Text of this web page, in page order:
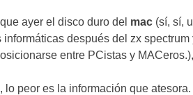
ayer el disco duro del mac (sí,sí,
después del zx
entre PCistas y MACeros.
, lo peor es la información que atesora.